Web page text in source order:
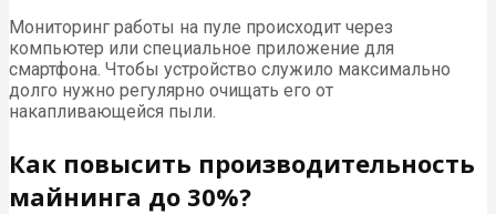
Мониторинг работы на пуле происходит через
компьютер или специальное приложение для
смартфона. Чтобы устройство служило максимально
долго нужно регулярно очищать его от
накапливающейся пыли.
Как повысить производительность
майнинга до 30%?